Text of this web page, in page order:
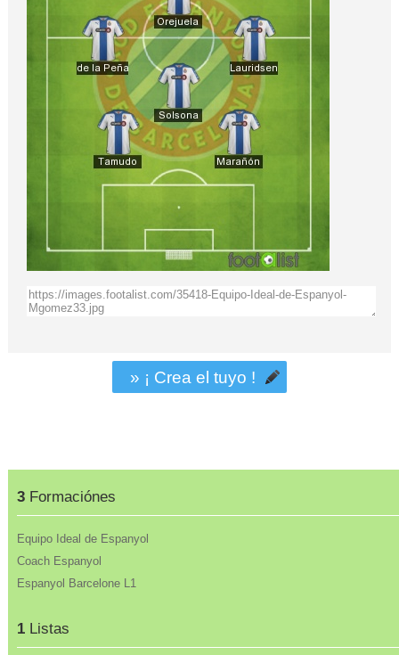
3Formaciónes
Equipo Ideal de Espanyol
Coach Espanyol
Espanyol Barcelone L1
1Listas
» ¡ Crea el tuyo !